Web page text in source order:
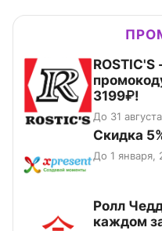
ROSTIC'S
3199₽!
До 31
Скидка
До 1 января,
Ролл
каждом